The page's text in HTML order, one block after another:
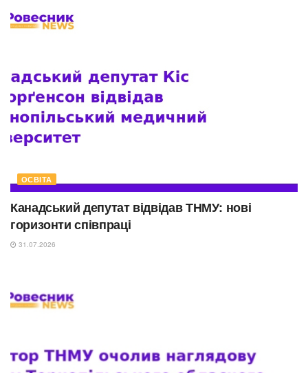
ОСВІТА
Канадський депутат відвідав ТНМУ: нові
горизонти співпраці
31.07.2026